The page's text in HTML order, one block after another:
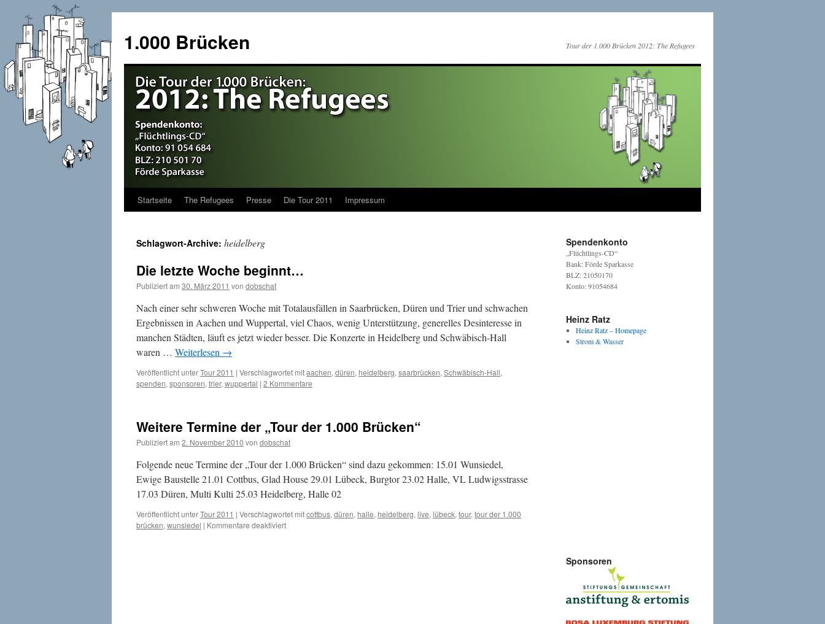
1.000 Brücken Tour der 1.000 Brücken 2012: The Refugees
Springe
Inhalt
Startseite The Refugees Presse Die Tour 2011 Impressum
Schlagwort-Archive: heidelberg
Die letzte Woche beginnt…
Publiziert am 30. März 2011 von dobschat
Nach einer sehr schweren Woche mit Totalausfällen in Saarbrücken, Düren und Trier und schwachen
Ergebnissen in Aachen und Wuppertal, viel Chaos, wenig Unterstützung, generelles Desinteresse in
manchen Städten, läuft es jetzt wieder besser. Die Konzerte in Heidelberg und Schwäbisch-Hall
waren … Weiterlesen →
Veröffentlicht unterTour 2011 | Verschlagwortet mitaachen, düren, heidelberg, saarbrücken, Schwäbisch-Hall,
spenden, sponsoren, trier, wuppertal | 2 Kommentare
Weitere Termine der „Tour der 1.000 Brücken“
Publiziert am 2. November 2010 von dobschat
Folgende neue Termine der „Tour der 1.000 Brücken“ sind dazu gekommen: 15.01 Wunsiedel,
Ewige Baustelle 21.01 Cottbus, Glad House 29.01 Lübeck, Burgtor 23.02 Halle, VL Ludwigsstrasse
17.03 Düren, Multi Kulti 25.03 Heidelberg, Halle 02
Veröffentlicht unterTour 2011 | Verschlagwortet mitcottbus, düren, halle, heidelberg, live, lübeck, tour, tour der 1.000
brücken, wunsiedel | Kommentare deaktiviert
Spendenkonto
„Flüchtlings-CD“
Bank: Förde Sparkasse
BLZ: 21050170
Konto: 91054684
Heinz Ratz
Heinz Ratz – Homepage
Strom & Wasser
Sponsoren